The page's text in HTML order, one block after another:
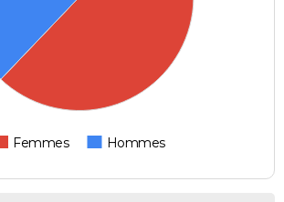
Femmes Hommes